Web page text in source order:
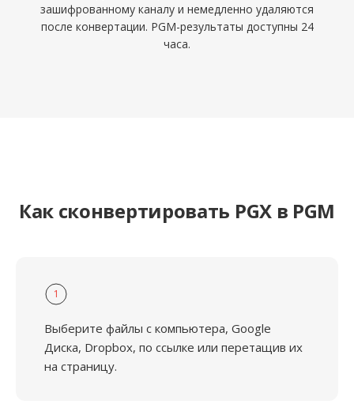
зашифрованному каналу и немедленно удаляются
после конвертации. PGM-результаты доступны 24
часа.
Как сконвертировать PGX в PGM
1
Выберите файлы с компьютера, Google
Диска, Dropbox, по ссылке или перетащив их
на страницу.